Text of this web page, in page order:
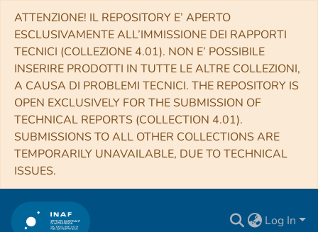
ATTENZIONE! IL REPOSITORY E’ APERTO
ESCLUSIVAMENTE ALL’IMMISSIONE DEI RAPPORTI
TECNICI (COLLEZIONE 4.01). NON E’ POSSIBILE
INSERIRE PRODOTTI IN TUTTE LE ALTRE COLLEZIONI,
A CAUSA DI PROBLEMI TECNICI. THE REPOSITORY IS
OPEN EXCLUSIVELY FOR THE SUBMISSION OF
TECHNICAL REPORTS (COLLECTION 4.01).
SUBMISSIONS TO ALL OTHER COLLECTIONS ARE
TEMPORARILY UNAVAILABLE, DUE TO TECHNICAL
ISSUES.
Log In